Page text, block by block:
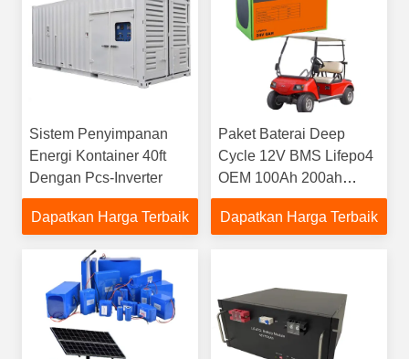
Sistem Penyimpanan
Energi Kontainer 40ft
Dengan Pcs-Inverter
Dapatkan Harga Terbaik
Paket Baterai Deep
Cycle 12V BMS Lifepo4
OEM 100Ah 200ah
Untuk RV Listrik
Dapatkan Harga Terbaik